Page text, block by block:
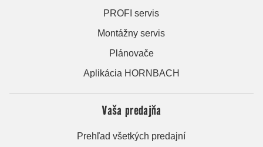
PROFI servis
Montážny servis
Plánovače
Aplikácia HORNBACH
Vaša predajňa
Prehľad všetkých predajní